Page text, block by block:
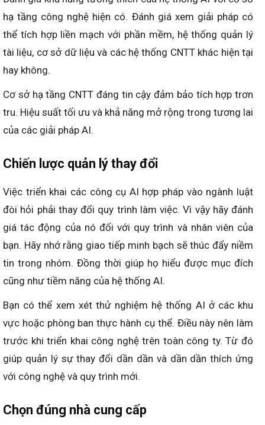
hạ tầng công nghệ hiện có. Đánh giá xem giải pháp có
thể tích hợp liền mạch với phần mềm, hệ thống quản lý
tài liệu, cơ sở dữ liệu và các hệ thống CNTT khác hiện tại
hay không.
Cơ sở hạ tầng CNTT đáng tin cậy đảm bảo tích hợp trơn
tru. Hiệu suất tối ưu và khả năng mở rộng trong tương lai
của các giải pháp AI.
Chiến lược quản lý thay đổi
Việc triển khai các công cụ AI hợp pháp vào ngành luật
đòi hỏi phải thay đổi quy trình làm việc. Vì vậy hãy đánh
giá tác động của nó đối với quy trình và nhân viên của
bạn. Hãy nhớ rằng giao tiếp minh bạch sẽ thúc đẩy niềm
tin trong nhóm. Đồng thời giúp họ hiểu được mục đích
cũng như tiềm năng của hệ thống AI.
Bạn có thể xem xét thử nghiệm hệ thống AI ở các khu
vực hoặc phòng ban thực hành cụ thể. Điều này nên làm
trước khi triển khai công nghệ trên toàn công ty. Từ đó
giúp quản lý sự thay đổi dần dần và dần dần thích ứng
với công nghệ và quy trình mới.
Chọn đúng nhà cung cấp